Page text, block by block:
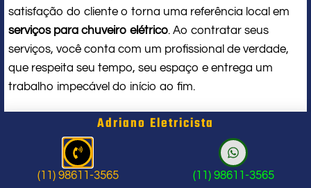
satisfação do cliente o torna uma referência local em
serviços para chuveiro elétrico. Ao contratar seus
serviços, você conta com um profissional de verdade,
que respeita seu tempo, seu espaço e entrega um
trabalho impecável do início ao fim.
Problema com chuveiro: sinais que
indicam a hora de chamar um
profissional
Adriano Eletricista
(11) 98611-3565 (11) 98611-3565